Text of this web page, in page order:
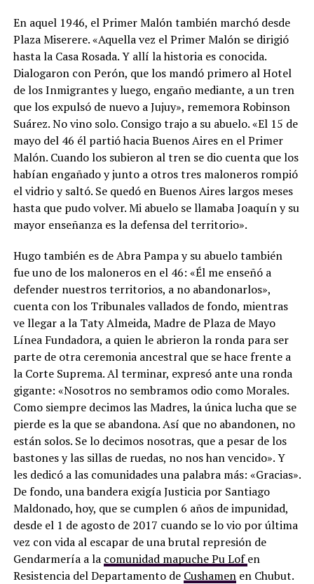
En aquel 1946, el Primer Malón también marchó desde
Plaza Miserere. «Aquella vez el Primer Malón se dirigió
hasta la Casa Rosada. Y allí la historia es conocida.
Dialogaron con Perón, que los mandó primero al Hotel
de los Inmigrantes y luego, engaño mediante, a un tren
que los expulsó de nuevo a Jujuy», rememora Robinson
Suárez. No vino solo. Consigo trajo a su abuelo. «El 15 de
mayo del 46 él partió hacia Buenos Aires en el Primer
Malón. Cuando los subieron al tren se dio cuenta que los
habían engañado y junto a otros tres maloneros rompió
el vidrio y saltó. Se quedó en Buenos Aires largos meses
hasta que pudo volver. Mi abuelo se llamaba Joaquín y su
mayor enseñanza es la defensa del territorio».
Hugo también es de Abra Pampa y su abuelo también
fue uno de los maloneros en el 46: «Él me enseñó a
defender nuestros territorios, a no abandonarlos»,
cuenta con los Tribunales vallados de fondo, mientras
ve llegar a la Taty Almeida, Madre de Plaza de Mayo
Línea Fundadora, a quien le abrieron la ronda para ser
parte de otra ceremonia ancestral que se hace frente a
la Corte Suprema. Al terminar, expresó ante una ronda
gigante: «Nosotros no sembramos odio como Morales.
Como siempre decimos las Madres, la única lucha que se
pierde es la que se abandona. Así que no abandonen, no
están solos. Se lo decimos nosotras, que a pesar de los
bastones y las sillas de ruedas, no nos han vencido». Y
les dedicó a las comunidades una palabra más: «Gracias».
De fondo, una bandera exigía Justicia por Santiago
Maldonado, hoy, que se cumplen 6 años de impunidad,
desde el 1 de agosto de 2017 cuando se lo vio por última
vez con vida al escapar de una brutal represión de
Gendarmería a la comunidad mapuche Pu Lofen
Resistencia del Departamento de Cushamenen Chubut.